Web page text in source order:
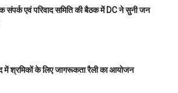
संपर्क एवं परिवाद समिति की बैठक में DC ने सुनी जन
में श्रमिकों के लिए जागरूकता रैली का आयोजन